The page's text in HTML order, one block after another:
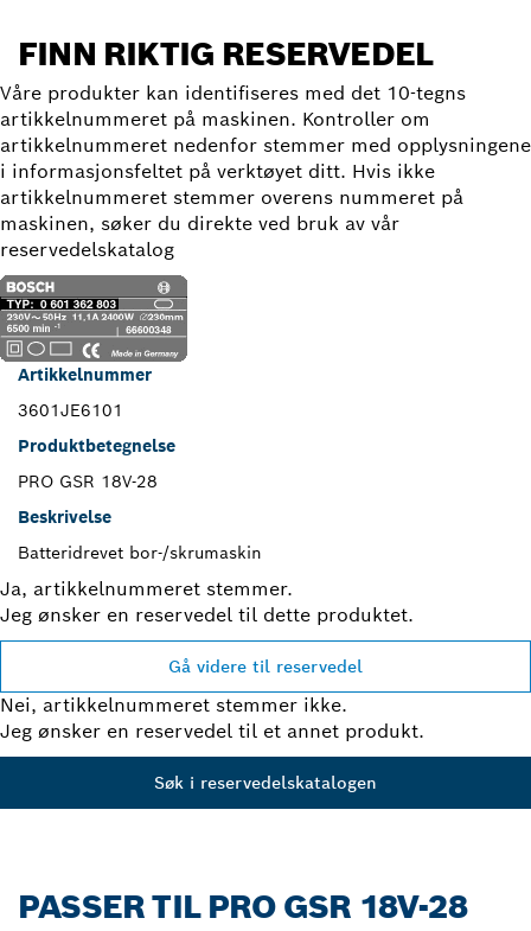
FINN RIKTIG RESERVEDEL
Våre produkter kan identifiseres med det 10-tegns
artikkelnummeret på maskinen. Kontroller om
artikkelnummeret nedenfor stemmer med opplysningene
i informasjonsfeltet på verktøyet ditt. Hvis ikke
artikkelnummeret stemmer overens nummeret på
maskinen, søker du direkte ved bruk av vår
reservedelskatalog
Artikkelnummer
3601JE6101
Produktbetegnelse
PRO GSR 18V-28
Beskrivelse
Batteridrevet bor-/skrumaskin
Ja, artikkelnummeret stemmer.
Jeg ønsker en reservedel til dette produktet.
Gå videre til reservedel
Nei, artikkelnummeret stemmer ikke.
Jeg ønsker en reservedel til et annet produkt.
Søk i reservedelskatalogen
PASSER TIL PRO GSR 18V-28